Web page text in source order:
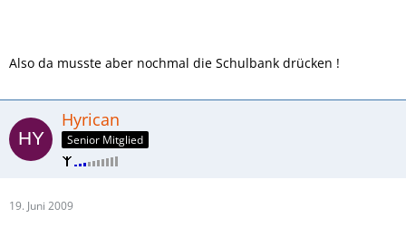
Also da musste aber nochmal die Schulbank drücken !
Hyrican
Senior Mitglied
19. Juni 2009